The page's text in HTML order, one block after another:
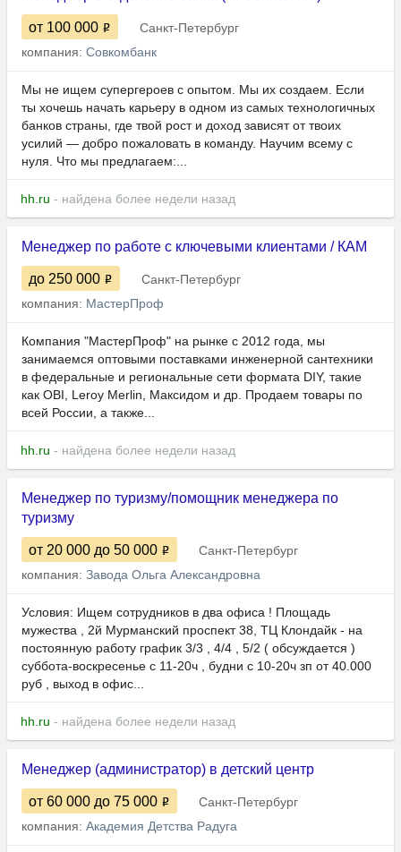
от 100 000
Санкт-Петербург
компания: Совкомбанк
Мы не ищем супергероев с опытом. Мы их создаем. Если
ты хочешь начать карьеру в одном из самых технологичных
банков страны, где твой рост и доход зависят от твоих
усилий — добро пожаловать в команду. Научим всему с
нуля. Что мы предлагаем:...
hh.ru - найдена более недели назад
Менеджер по работе с ключевыми клиентами / КАМ
до 250 000
Санкт-Петербург
компания: МастерПроф
Компания "МастерПроф" на рынке с 2012 года, мы
занимаемся оптовыми поставками инженерной сантехники
в федеральные и региональные сети формата DIY, такие
как OBI, Leroy Merlin, Максидом и др. Продаем товары по
всей России, а также...
hh.ru - найдена более недели назад
Менеджер по туризму/помощник менеджера по
туризму
от 20 000 до 50 000
Санкт-Петербург
компания: Завода Ольга Александровна
Условия: Ищем сотрудников в два офиса ! Площадь
мужества , 2й Мурманский проспект 38, ТЦ Клондайк - на
постоянную работу график 3/3 , 4/4 , 5/2 ( обсуждается )
суббота-воскресенье с 11-20ч , будни с 10-20ч зп от 40.000
руб , выход в офис...
hh.ru - найдена более недели назад
Менеджер (администратор) в детский центр
от 60 000 до 75 000
Санкт-Петербург
компания: Академия Детства Радуга